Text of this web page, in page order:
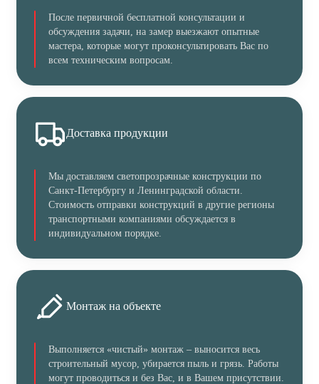
После первичной бесплатной консультации и
обсуждения задачи, на замер выезжают опытные
мастера, которые могут проконсультировать Вас по
всем техническим вопросам.
Доставка продукции
Мы доставляем светопрозрачные конструкции по
Санкт-Петербургу и Ленинградской области.
Стоимость отправки конструкций в другие регионы
транспортными компаниями обсуждается в
индивидуальном порядке.
Монтаж на объекте
Выполняется «чистый» монтаж – выносится весь
строительный мусор, убирается пыль и грязь. Работы
могут проводиться и без Вас, и в Вашем присутствии.